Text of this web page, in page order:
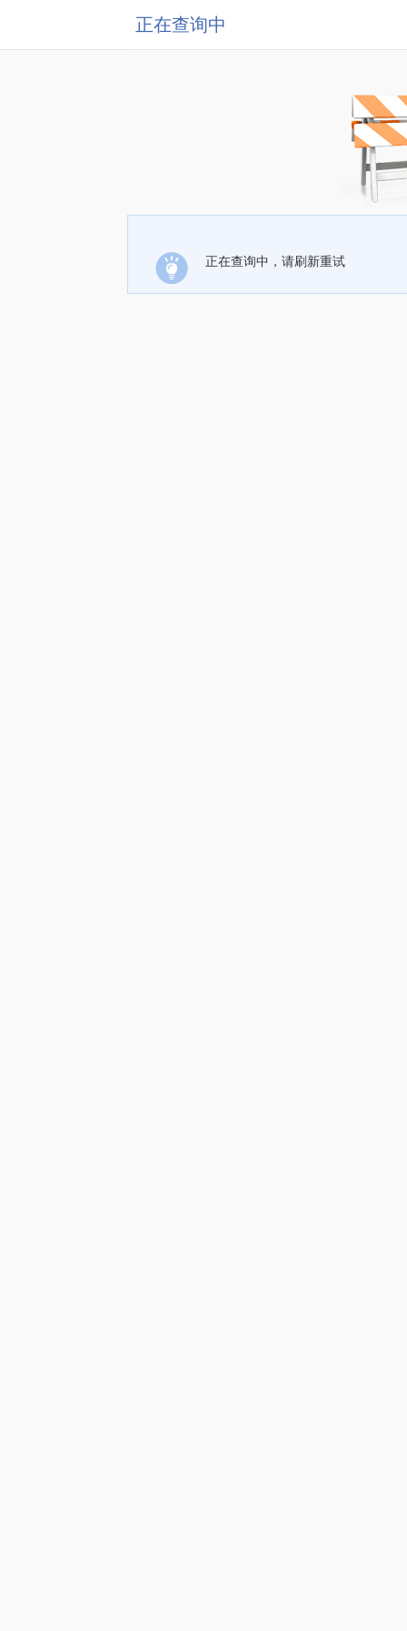
正在查询中
正在查询中，请刷新重试